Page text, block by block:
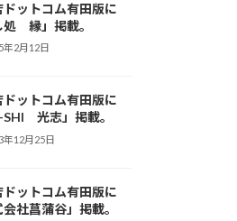
ドットコム有田版に
処 縁」掲載。
年2月12日
ドットコム有田版に
SHI 光志」掲載。
年12月25日
ドットコム有田版に
会社菖蒲谷」掲載。